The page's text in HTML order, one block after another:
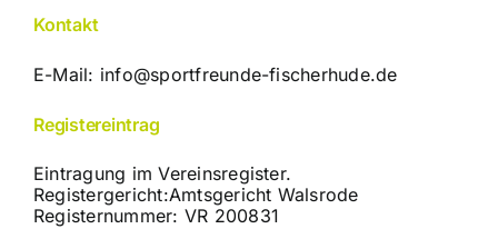
Kontakt
E-Mail: info@sportfreunde-fischerhude.de
Registereintrag
Eintragung im Vereinsregister.
Registergericht:Amtsgericht Walsrode
Registernummer: VR 200831